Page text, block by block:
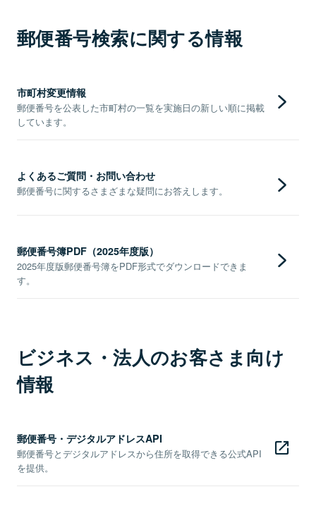
郵便番号検索に関する情報
市町村変更情報
郵便番号を公表した市町村の一覧を実施日の新しい順に掲載
しています。
よくあるご質問・お問い合わせ
郵便番号に関するさまざまな疑問にお答えします。
郵便番号簿PDF（2025年度版）
2025年度版郵便番号簿をPDF形式でダウンロードできま
す。
ビジネス・法人のお客さま向け
情報
郵便番号・デジタルアドレスAPI
郵便番号とデジタルアドレスから住所を取得できる公式API
を提供。